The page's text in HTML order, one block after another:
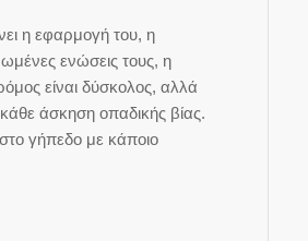
η εφαρμογή του, η
ενώσεις τους, η
είναι δύσκολος, αλλά
άσκηση οπαδικής βίας.
γήπεδο με κάποιο